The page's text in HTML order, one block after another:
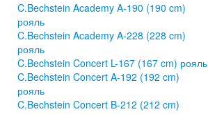
C.Bechstein Academy A-190 (190 cm)
рояль
C.Bechstein Academy A-228 (228 cm)
рояль
C.Bechstein Concert L-167 (167 cm) рояль
C.Bechstein Concert A-192 (192 cm)
рояль
C.Bechstein Concert B-212 (212 cm)